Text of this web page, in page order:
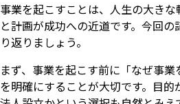
事業を起こすことは、人生の大き
と計画が成功への近道です。今回
り返りましょう。
まず、事業を起こす前に「なぜ事
を明確にすることが大切です。目